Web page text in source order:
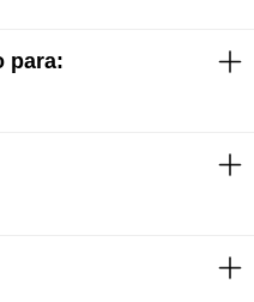
para:
producto.